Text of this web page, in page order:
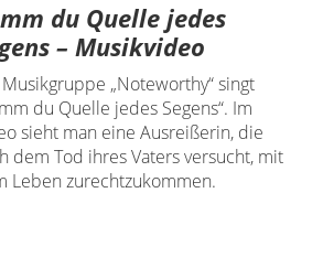
du Quelle jedes
– Musikvideo
„Noteworthy“ singt
du Quelle jedes Segens“. Im
sieht man eine Ausreißerin, die
dem Tod ihres Vaters versucht, mit
Leben zurechtzukommen.